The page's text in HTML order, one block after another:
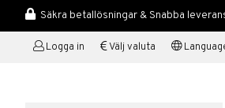
Säkra betallösningar & Snabba
Logga in Välj valuta